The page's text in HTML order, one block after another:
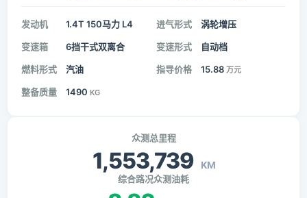
发动机 1.4T 150马力 L4 进气形式 涡轮增压
变速箱 6挡干式双离合 变速形式 自动档
燃料形式 汽油 指导价格 15.88 万元
整备质量 1490 KG
众测总里程
1,553,739 KM
综合路况众测油耗